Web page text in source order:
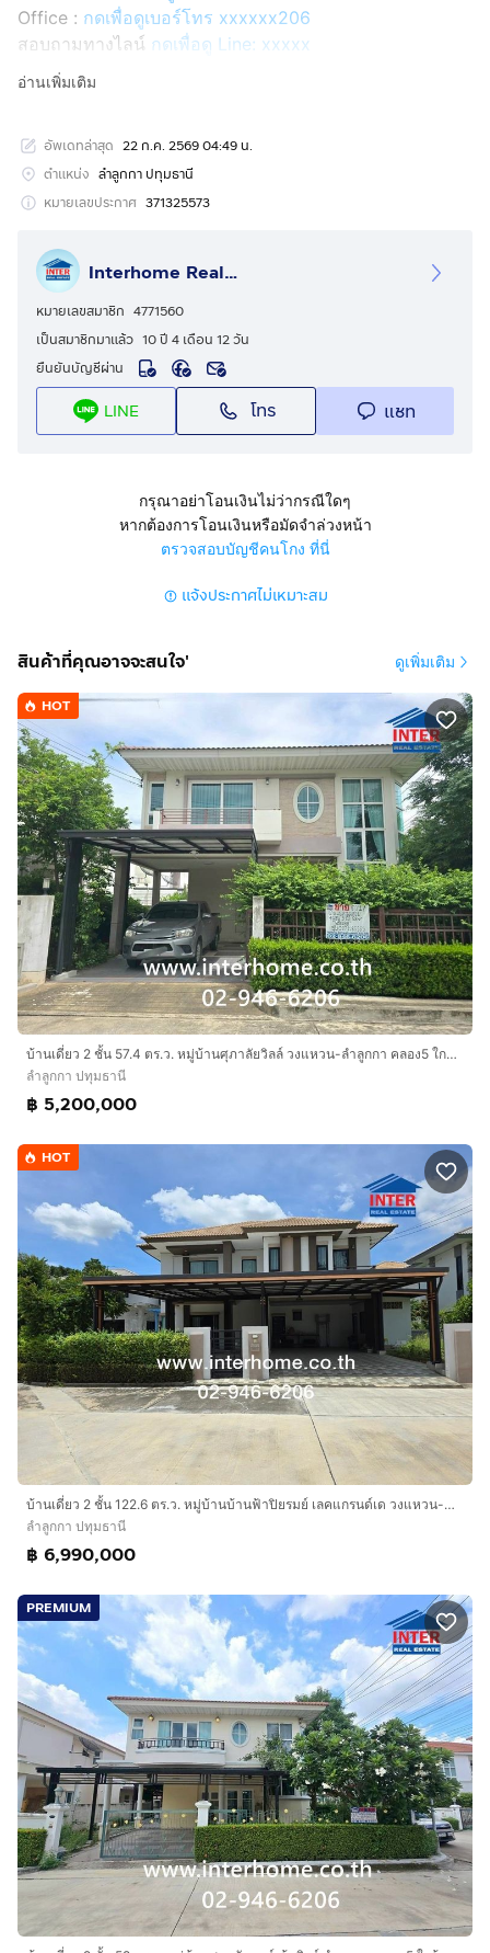
Office : กดเพื่อดูเบอร์โทร xxxxxx206
สอบถามทางไลน์ กดเพื่อดู Line: xxxxx
Line ID: @interhome
ขนาด 105.2 ตร.ว.
ที่ตั้ง : หมู่บ้านชาร์ล็อตส์วิลล์ ถ.วงแหวนกาญจนาภิเษก
รายละเอียด
ใกล้รถไฟฟ้าสายสีเขียว สถานีคูคต โฮมโปรลำลูกกาคลอง 5
บิ๊กซีลำลูกกาคลอง 5
หมู่บ้านชาร์ล็อตส์วิลล์ (Charlotte's Ville)
ใกล้ตลาดมารวย ซอยหทัยราษฏร์74 แยก27 ถนนวงแหวน
ลำลูกกา จังหวัดปทุมธานี
สูง 2 ชั้น 3 นอน 3 น้ำ 1 ครัว
- ชั้นบนปูลามิเนต ชั้นล่างปูกระเบื้องแกรนิตโต้
- หันหน้าทางทิศใต้
- บ้านหลังมุม ซอยต้นโครงการ
- ค่าส่วนกลางเดือนละ 1,000 บาท
- ลงเสาเข็มพื้นที่รอบบ้าน
ทำเลดีสถานที่ใกล้เคียง
* รถไฟฟ้าสายสีเขียว สถานีคูคต
* โฮมโปรลำลูกกาคลอง 5
* บิ๊กซีลำลูกกาคลอง 5
* โลตัสลำลูกกาคลอง 6
* โรงเรียนสารสาสน์วิเทศสายไหม
* โรงพยาบาลซีจีเอชสายไหม
* โรงพยาบาลสินแพทย์
* ตลาดมารวย
การเดินทางสะดวก
* ใกล้วงแหวนกาญจนาภิเษก
* ถนนสายไหม
* ถนนหทัยราษฎร์
* ถนนนิมิตรใหม่
* ทางด่วนพิเศษฉลองรัช ด่านจตุโชติ
บริษัท อินเตอร์โฮม เรียลตี้ เอสเตท จำกัด
Interhome Realty Estate
www.interhome.co.th
โทร.กดเพื่อดูเบอร์โทร xxxxxx206
https://www.interhome.co.th/propertydetail.php?
propcode=67046
อ่านเพิ่มเติม
อัพเดทล่าสุด 22 ก.ค. 2569 04:49 น.
ตำแหน่ง ลำลูกกา ปทุมธานี
หมายเลขประกาศ 371325573
Interhome Realty Estate
หมายเลขสมาชิก 4771560
เป็นสมาชิกมาแล้ว 10 ปี 4 เดือน 12 วัน
ยืนยันบัญชีผ่าน
LINE โทร แชท
กรุณาอย่าโอนเงินไม่ว่ากรณีใดๆ
หากต้องการโอนเงินหรือมัดจำล่วงหน้า
ตรวจสอบบัญชีคนโกง ที่นี่
แจ้งประกาศไม่เหมาะสม
สินค้าที่คุณอาจจะสนใจ' ดูเพิ่มเติม
HOT
บ้านเดี่ยว 2 ชั้น 57.4 ตร.ว. หมู่บ้านศุภาลัยวิลล์ วงแหวน-ลำลูกกา คลอง5 ใกล้แยกวัดประชุมราษฎร์ ถนนหทัยราษฏร์ ถนนวงแหวนตะวันออก ลำลูกกา ปทุม
ลำลูกกา ปทุมธานี
฿ 5,200,000
HOT
บ้านเดี่ยว 2 ชั้น 122.6 ตร.ว. หมู่บ้านบ้านฟ้าปิยรมย์ เลคแกรนด์เด วงแหวน-ลำลูกกา ซอยลำลูกกา115 ถนนลำลูกกา ถนนลำลูกกาคลอง7 ลำลูกกา ปทุมธานี
ลำลูกกา ปทุมธานี
฿ 6,990,000
PREMIUM